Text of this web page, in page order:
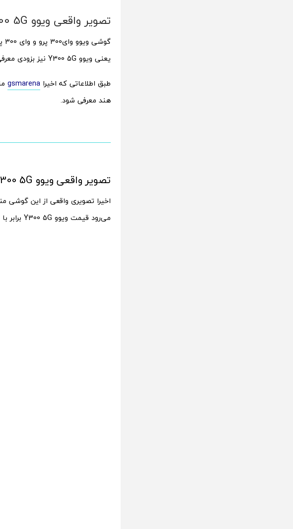
تصویر واقعی ویوو Y300 5G لو رفت + مشخصات احتمالی و تاریخ رونمایی
یعنی ویوو Y300 5G نیز بزودی معرفی شود.
طبق اطلاعاتی که اخیرا gsmarena
هند معرفی شود.
تصویر واقعی ویوو Y300 5G
اخیرا تصویری واقعی از این گوشی
می‌رود قیمت ویوو Y300 5G برابر با 19999 روپیه هند (بین 259 تا 270 دلار آمریکا) باشد.